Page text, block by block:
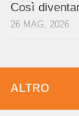
Così
26 MAG, 2026
ALTRO